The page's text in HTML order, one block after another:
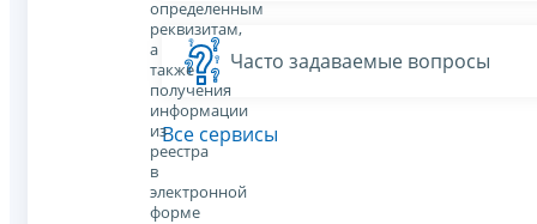
определенным
реквизитам,
а
также
получения
информации
из
реестра
в
электронной
форме
Часто задаваемые вопросы
Все сервисы